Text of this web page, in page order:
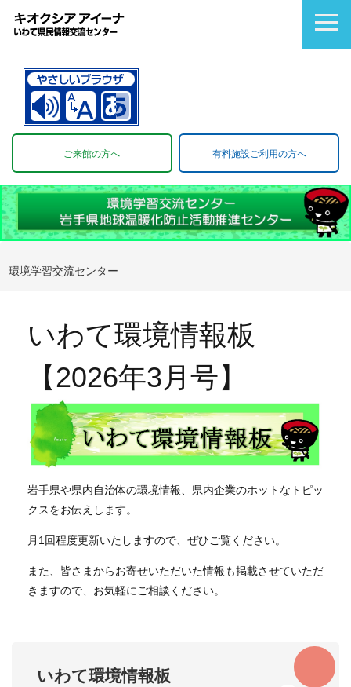
ご来館の方へ 有料施設ご利用の方へ
環境学習交流センター
いわて環境情報板
【2026年3月号】
岩手県や県内自治体の環境情報、県内企業のホットなトピッ
クスをお伝えします。
月1回程度更新いたしますので、ぜひご覧ください。
また、皆さまからお寄せいただいた情報も掲載させていただ
きますので、お気軽にご相談ください。
いわて環境情報板